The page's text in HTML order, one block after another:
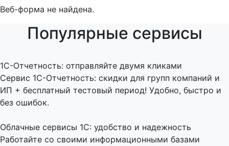
Веб-форма не найдена.
Популярные сервисы
1C-Отчетность: отправляйте двумя кликами
Сервис 1С-Отчетность: скидки для групп компаний и
ИП + бесплатный тестовый период! Удобно, быстро и
без ошибок.
Облачные сервисы 1С: удобство и надежность
Работайте со своими информационными базами